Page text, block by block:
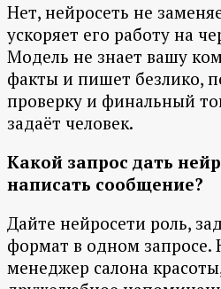
Нет, нейросеть не
ускоряет его работу на
Модель не знает вашу
факты и пишет безлико,
проверку и финальный
задаёт человек.
Какой запрос дать
написать сообщение?
Дайте нейросети роль,
формат в одном
менеджер салона